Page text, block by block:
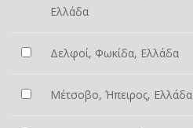
Ελλάδα
Δελφοί, Φωκίδα, Ελλάδα
Μέτσοβο, Ήπειρος, Ελλάδα